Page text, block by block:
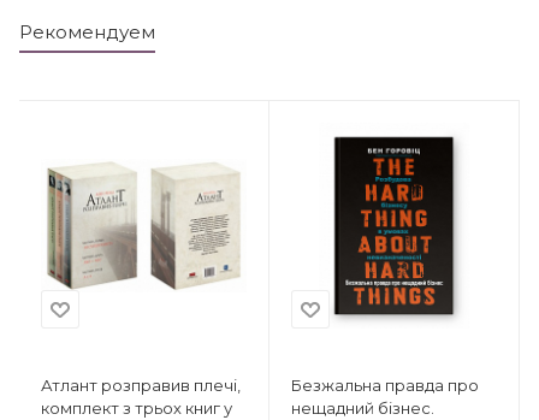
Рекомендуем
Атлант розправив плечі,
комплект з трьох книг у
Безжальна правда про
нещадний бізнес.